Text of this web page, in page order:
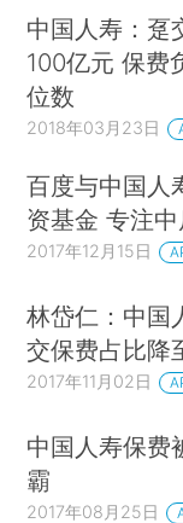
中国人寿：趸
100亿元 保费
位数
2018年03月23日
百度与中国人
资基金 专注中
2017年12月15日
林岱仁：中国
交保费占比降
2017年11月02日
中国人寿保费
霸
2017年08月25日